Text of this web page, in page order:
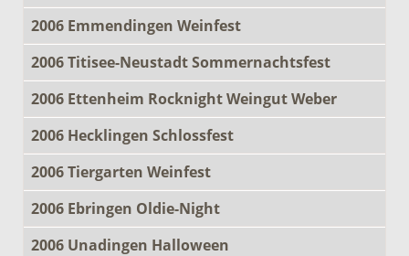
2006 Emmendingen Weinfest
2006 Titisee-Neustadt Sommernachtsfest
2006 Ettenheim Rocknight Weingut Weber
2006 Hecklingen Schlossfest
2006 Tiergarten Weinfest
2006 Ebringen Oldie-Night
2006 Unadingen Halloween